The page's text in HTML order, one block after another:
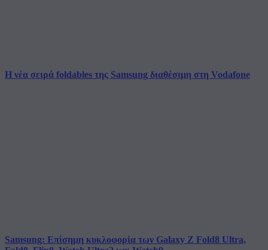
Η νέα σειρά foldables της Samsung διαθέσιμη στη Vodafone
Samsung: Επίσημη κυκλοφορία των Galaxy Z Fold8 Ultra,